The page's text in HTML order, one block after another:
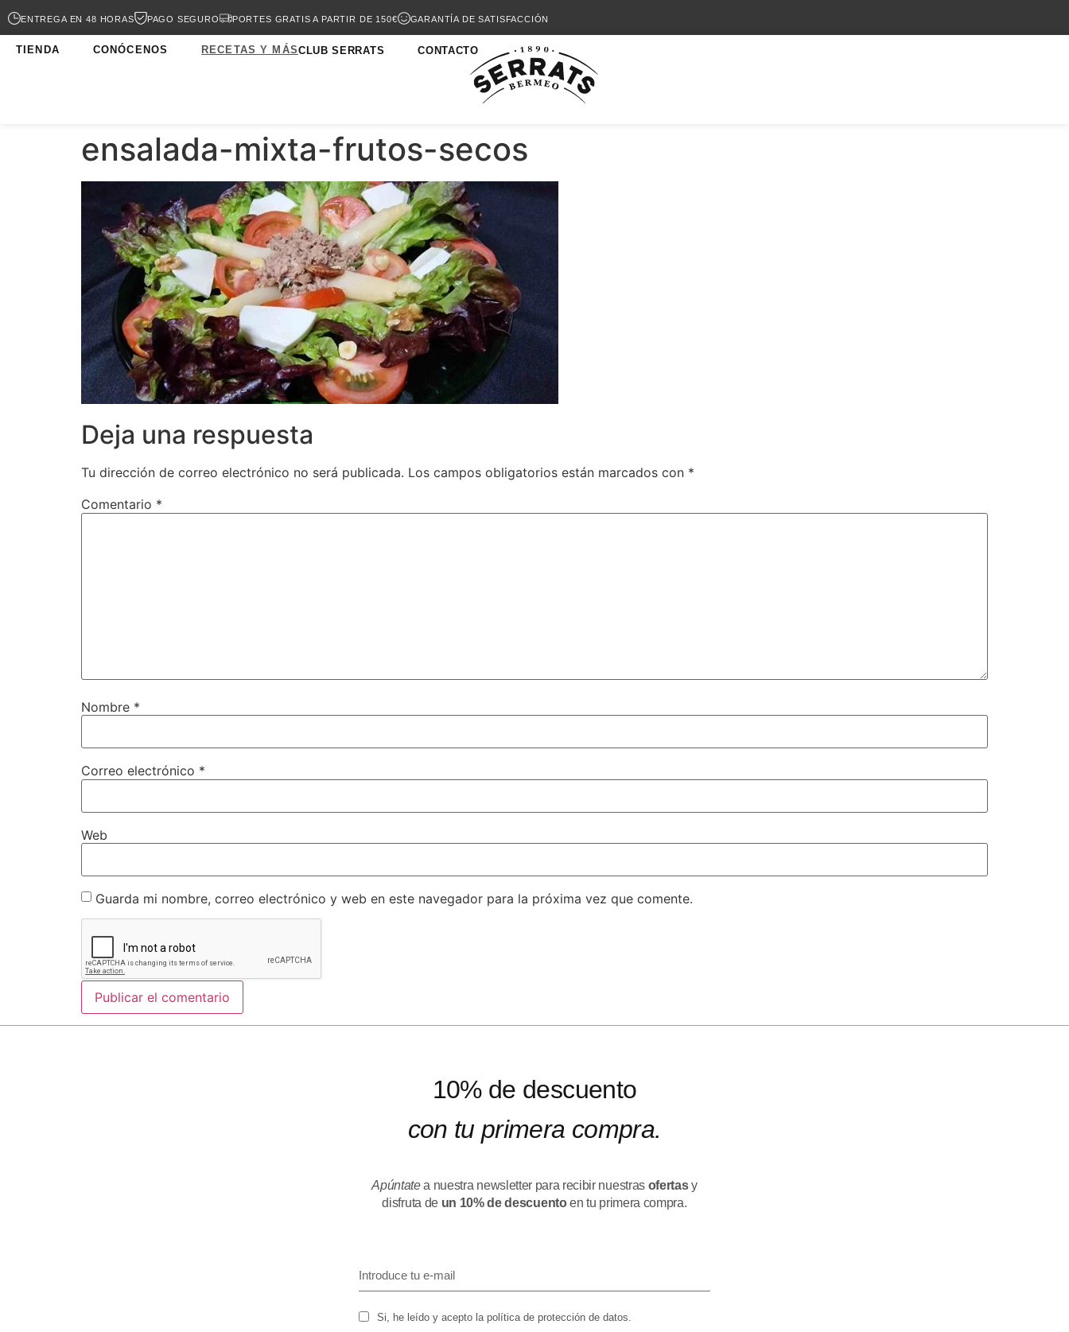
ENTREGA EN 48 HORAS PAGO SEGURO PORTES GRATIS A PARTIR DE 150€ GARANTÍA DE SATISFACCIÓN
TIENDA CONÓCENOS RECETAS Y MÁSCLUB SERRATS CONTACTO
ensalada-mixta-frutos-secos
Deja una respuesta
Tu dirección de correo electrónico no será publicada. Los campos obligatorios están marcados con *
Comentario *
Nombre *
Correo electrónico *
Web
Guarda mi nombre, correo electrónico y web en este navegador para la próxima vez que comente.
10% de descuento
con tu primera compra.
Apúntatea nuestra newsletter para recibir nuestras ofertasy
disfruta de un 10% de descuentoen tu primera compra.
Si, he leído y acepto la política de protección de datos.